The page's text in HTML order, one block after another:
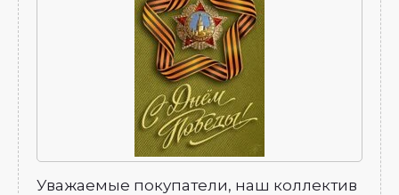
Уважаемые покупатели, наш коллектив